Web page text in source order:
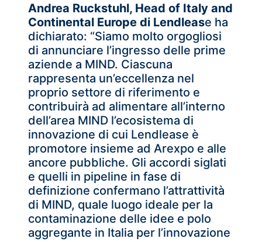
Andrea Ruckstuhl, Head of Italy and
Continental Europe di Lendlease ha
dichiarato: “Siamo molto orgogliosi
di annunciare l’ingresso delle prime
aziende a MIND. Ciascuna
rappresenta un’eccellenza nel
proprio settore di riferimento e
contribuirà ad alimentare all’interno
dell’area MIND l’ecosistema di
innovazione di cui Lendlease è
promotore insieme ad Arexpo e alle
ancore pubbliche. Gli accordi siglati
e quelli in pipeline in fase di
definizione confermano l’attrattività
di MIND, quale luogo ideale per la
contaminazione delle idee e polo
aggregante in Italia per l’innovazione